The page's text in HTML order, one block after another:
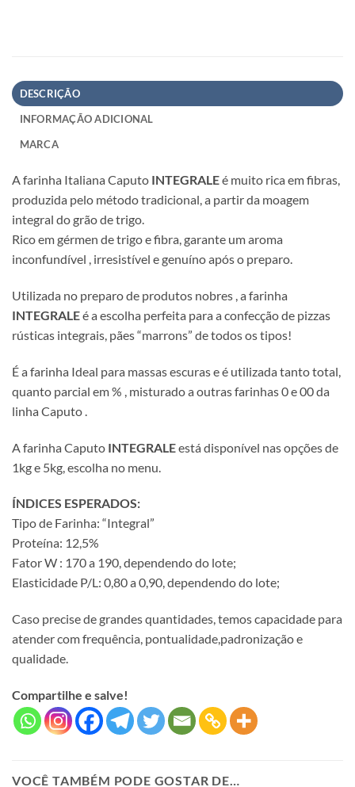
DESCRIÇÃO
INFORMAÇÃO ADICIONAL
MARCA
A farinha Italiana Caputo INTEGRALEé muito rica em fibras,
produzida pelo método tradicional, a partir da moagem
integral do grão de trigo.
Rico em gérmen de trigo e fibra, garante um aroma
inconfundível , irresistível e genuíno após o preparo.
Utilizada no preparo de produtos nobres , a farinha
INTEGRALEé a escolha perfeita para a confecção de pizzas
rústicas integrais, pães “marrons” de todos os tipos!
É a farinha Ideal para massas escuras e é utilizada tanto total,
quanto parcial em % , misturado a outras farinhas 0 e 00 da
linha Caputo .
A farinha Caputo INTEGRALEestá disponível nas opções de
1kg e 5kg, escolha no menu.
ÍNDICES ESPERADOS:
Tipo de Farinha: “Integral”
Proteína: 12,5%
Fator W : 170 a 190, dependendo do lote;
Elasticidade P/L: 0,80 a 0,90, dependendo do lote;
Caso precise de grandes quantidades, temos capacidade para
atender com frequência, pontualidade,padronização e
qualidade.
Compartilhe e salve!
VOCÊ TAMBÉM PODE GOSTAR DE…